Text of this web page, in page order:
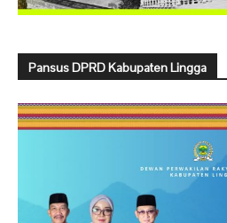
Pansus DPRD Kabupaten Lingga